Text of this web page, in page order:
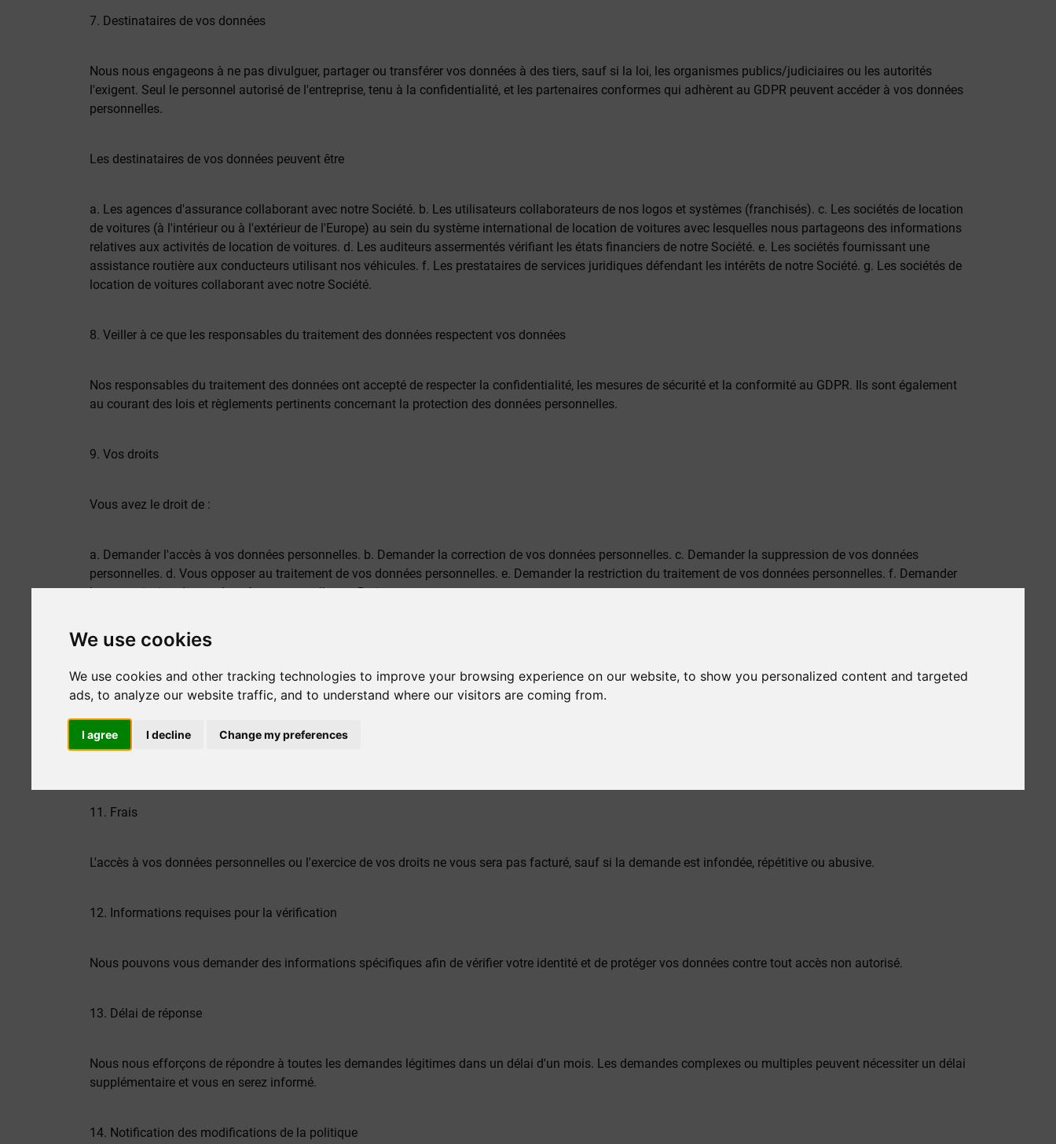
7. Destinataires de vos données
Nous nous engageons à ne pas divulguer, partager ou transférer vos données à des tiers, sauf si la loi, les organismes publics/judiciaires ou les autorités
l'exigent. Seul le personnel autorisé de l'entreprise, tenu à la confidentialité, et les partenaires conformes qui adhèrent au GDPR peuvent accéder à vos données
personnelles.
Les destinataires de vos données peuvent être
a. Les agences d'assurance collaborant avec notre Société. b. Les utilisateurs collaborateurs de nos logos et systèmes (franchisés). c. Les sociétés de location
de voitures (à l'intérieur ou à l'extérieur de l'Europe) au sein du système international de location de voitures avec lesquelles nous partageons des informations
relatives aux activités de location de voitures. d. Les auditeurs assermentés vérifiant les états financiers de notre Société. e. Les sociétés fournissant une
assistance routière aux conducteurs utilisant nos véhicules. f. Les prestataires de services juridiques défendant les intérêts de notre Société. g. Les sociétés de
location de voitures collaborant avec notre Société.
8. Veiller à ce que les responsables du traitement des données respectent vos données
Nos responsables du traitement des données ont accepté de respecter la confidentialité, les mesures de sécurité et la conformité au GDPR. Ils sont également
au courant des lois et règlements pertinents concernant la protection des données personnelles.
9. Vos droits
Vous avez le droit de :
a. Demander l'accès à vos données personnelles. b. Demander la correction de vos données personnelles. c. Demander la suppression de vos données
personnelles. d. Vous opposer au traitement de vos données personnelles. e. Demander la restriction du traitement de vos données personnelles. f. Demander
la transmission de vos données personnelles. g. Retirer votre consentement.
Si vous souhaitez exercer l'un de ces droits, veuillez nous contacter.
10. Comment exercer vos droits
Pour toute demande de renseignements ou pour exercer vos droits, veuillez nous envoyer un courriel à l'adresse suivante : iinfo@rentacar-rhodes.com ou écrire
11. Frais
L'accès à vos données personnelles ou l'exercice de vos droits ne vous sera pas facturé, sauf si la demande est infondée, répétitive ou abusive.
12. Informations requises pour la vérification
Nous pouvons vous demander des informations spécifiques afin de vérifier votre identité et de protéger vos données contre tout accès non autorisé.
13. Délai de réponse
Nous nous efforçons de répondre à toutes les demandes légitimes dans un délai d'un mois. Les demandes complexes ou multiples peuvent nécessiter un délai
supplémentaire et vous en serez informé.
14. Notification des modifications de la politique
We use cookies
We use cookies and other tracking technologies to improve your browsing experience on our website, to show you personalized content and targeted
ads, to analyze our website traffic, and to understand where our visitors are coming from.
I agree I decline Change my preferences